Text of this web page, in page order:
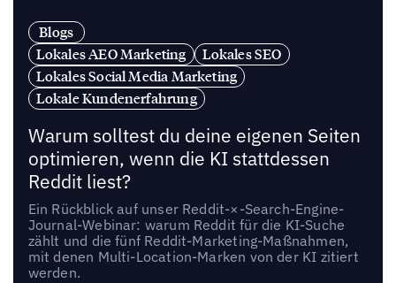
Blogs
Lokales AEO Marketing
Lokales SEO
Lokales Social Media Marketing
Lokale Kundenerfahrung
Warum solltest du deine eigenen Seiten
optimieren, wenn die KI stattdessen
Reddit liest?
Ein Rückblick auf unser Reddit-×-Search-Engine-
Journal-Webinar: warum Reddit für die KI-Suche
zählt und die fünf Reddit-Marketing-Maßnahmen,
mit denen Multi-Location-Marken von der KI zitiert
werden.